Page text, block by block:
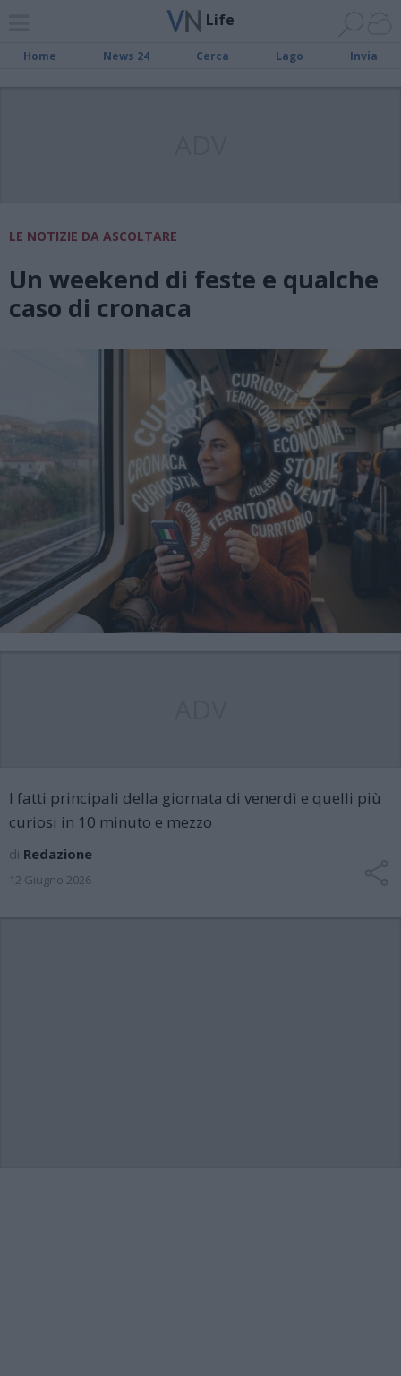
Life
Home News 24 Cerca Lago Invia
LE NOTIZIE DA ASCOLTARE
Un weekend di feste e qualche
caso di cronaca
I fatti principali della giornata di venerdì e quelli più
curiosi in 10 minuto e mezzo
di Redazione
12 Giugno 2026